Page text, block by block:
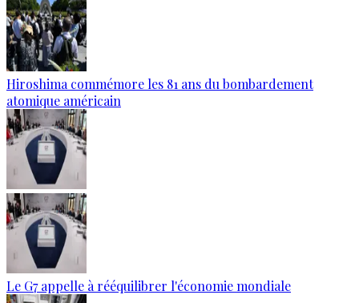
Hiroshima commémore les 81 ans du bombardement
atomique américain
Le G7 appelle à rééquilibrer l'économie mondiale